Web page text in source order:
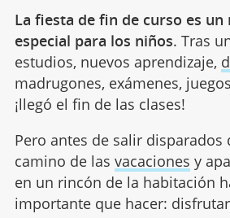
La fiesta de fin de curso es
especial para los niños. Tras
estudios, nuevos aprendizaje,
madrugones, exámenes,
¡llegó el fin de las clases!
Pero antes de salir disparados
camino de las vacaciones y
en un rincón de la habitación
importante que hacer: